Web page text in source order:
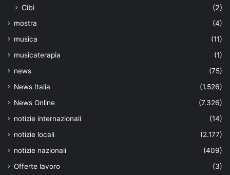
Cibi (2)
mostra
(4)
musica
(11)
musicaterapia
(1)
news
(75)
News Italia
(1.526)
News Online
(7.326)
notizie internazionali
(14)
notizie locali
(2.177)
notizie nazionali
(409)
Offerte lavoro
(3)